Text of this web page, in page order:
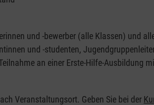
und -bewerber (alle Klassen) und
und -studenten,
an einer Erste-Hilfe-Ausbildung
Veranstaltungsort. Geben Sie bei der